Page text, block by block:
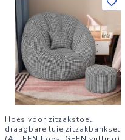
Hoes voor zitzakstoel,
draagbare luie zitzakbankset,